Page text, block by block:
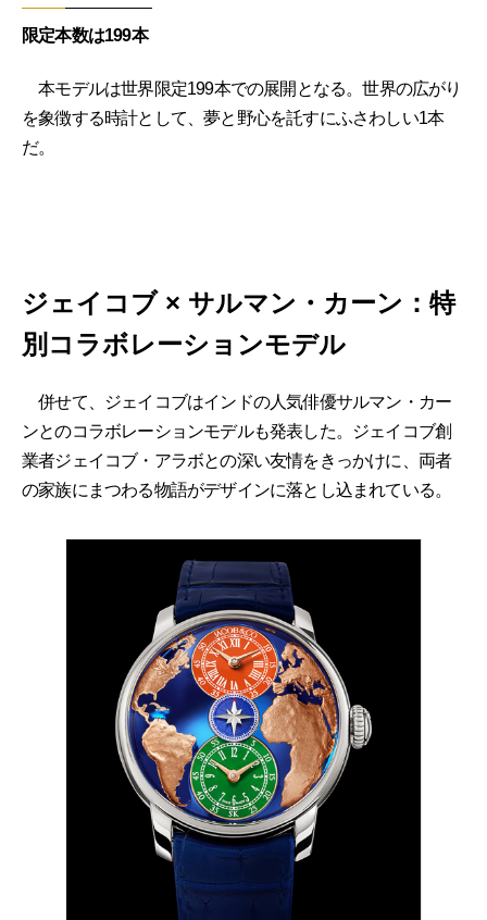
限定本数は199本
本モデルは世界限定199本での展開となる。世界の広がり
を象徴する時計として、夢と野心を託すにふさわしい1本
だ。
ジェイコブ × サルマン・カーン：特
別コラボレーションモデル
併せて、ジェイコブはインドの人気俳優サルマン・カー
ンとのコラボレーションモデルも発表した。ジェイコブ創
業者ジェイコブ・アラボとの深い友情をきっかけに、両者
の家族にまつわる物語がデザインに落とし込まれている。